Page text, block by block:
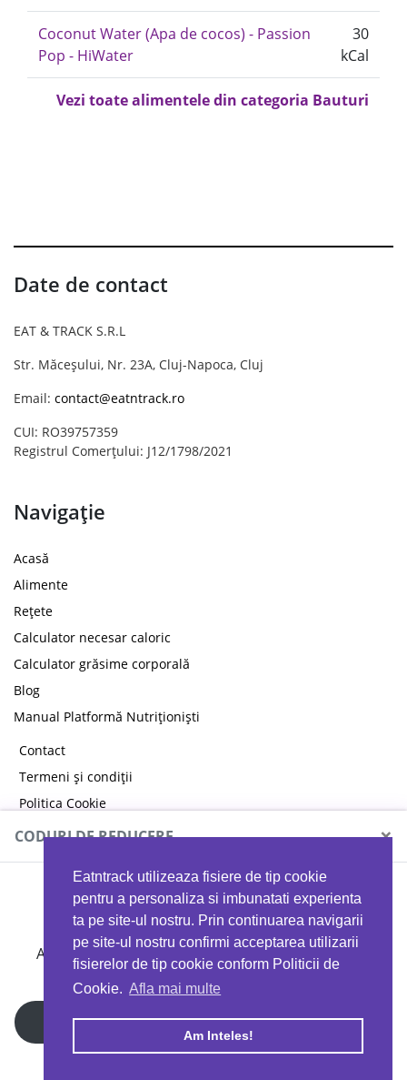
Eatntrack utilizeaza fisiere de tip cookie
pentru a personaliza si imbunatati experienta
ta pe site-ul nostru. Prin continuarea navigarii
pe site-ul nostru confirmi acceptarea utilizarii
fisierelor de tip cookie conform Politicii de
Cookie. Afla mai multe
Am Inteles!
Coconut Water (Apa de cocos) - Passion
Pop - HiWater
30
kCal
Vezi toate alimentele din categoria Bauturi
Date de contact
EAT & TRACK S.R.L
Str. Măceșului, Nr. 23A, Cluj-Napoca, Cluj
Email: contact@eatntrack.ro
CUI: RO39757359
Registrul Comerțului: J12/1798/2021
Navigație
Acasă
Alimente
Rețete
Calculator necesar caloric
Calculator grăsime corporală
Blog
Manual Platformă Nutriționiști
Contact
Termeni și condiții
Politica Cookie
Politica de confidențialitate
Copyright © 2026 EAT & TRACK S.R.L
CODURI DE REDUCERE ×
MYPROTEIN
Ai 40%reducere la orice comandă folosind codul
EATTRACK
Profită acum